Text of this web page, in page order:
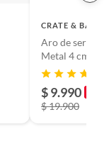
CRATE &
Aro de
Metal 4 cm (1
$ 9.990
$ 19.900